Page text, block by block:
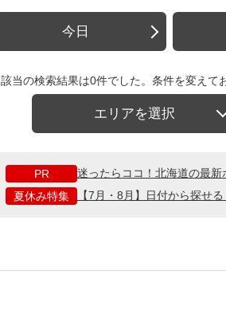
今日
該当の検索結果は0件でした。条件を変えて
エリアを選択
PR
迷ったらココ！北海道の最
夏休み特集
【7月・8月】日付から探せ